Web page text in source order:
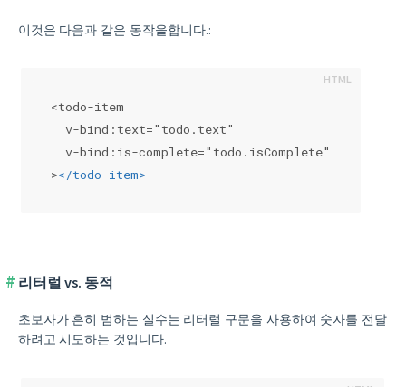
이것은 다음과 같은 동작을합니다.:
<todo-item
  v-bind:text="todo.text"
  v-bind:is-complete="todo.isComplete"
></todo-item>
리터럴 vs. 동적
초보자가 흔히 범하는 실수는 리터럴 구문을 사용하여 숫자를 전달
하려고 시도하는 것입니다.